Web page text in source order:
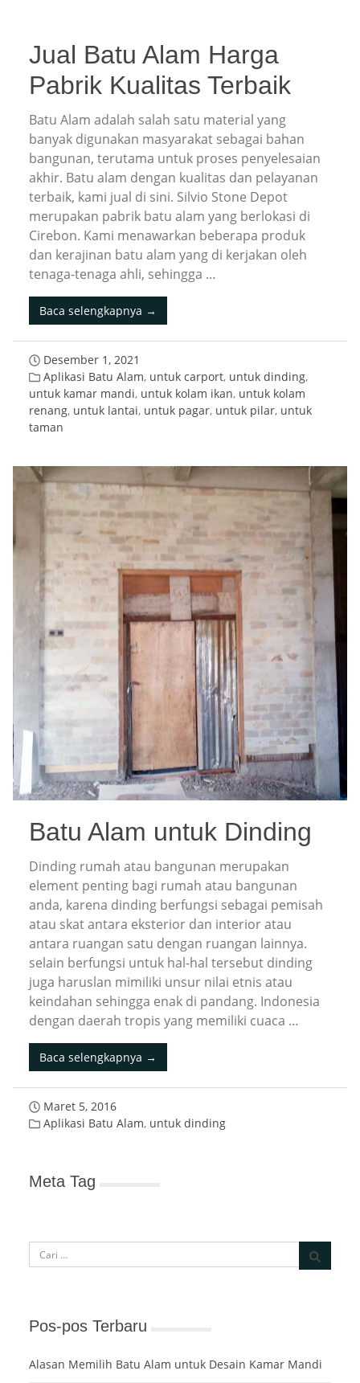
Jual Batu Alam Harga
Pabrik Kualitas Terbaik
Batu Alam adalah salah satu material yang
banyak digunakan masyarakat sebagai bahan
bangunan, terutama untuk proses penyelesaian
akhir. Batu alam dengan kualitas dan pelayanan
terbaik, kami jual di sini. Silvio Stone Depot
merupakan pabrik batu alam yang berlokasi di
Cirebon. Kami menawarkan beberapa produk
dan kerajinan batu alam yang di kerjakan oleh
tenaga-tenaga ahli, sehingga …
Baca selengkapnya →
Desember 1, 2021
Aplikasi Batu Alam, untuk carport, untuk dinding,
untuk kamar mandi, untuk kolam ikan, untuk kolam
renang, untuk lantai, untuk pagar, untuk pilar, untuk
taman
Batu Alam untuk Dinding
Dinding rumah atau bangunan merupakan
element penting bagi rumah atau bangunan
anda, karena dinding berfungsi sebagai pemisah
atau skat antara eksterior dan interior atau
antara ruangan satu dengan ruangan lainnya.
selain berfungsi untuk hal-hal tersebut dinding
juga haruslan mimiliki unsur nilai etnis atau
keindahan sehingga enak di pandang. Indonesia
dengan daerah tropis yang memiliki cuaca …
Baca selengkapnya →
Maret 5, 2016
Aplikasi Batu Alam, untuk dinding
Meta Tag
Pos-pos Terbaru
Alasan Memilih Batu Alam untuk Desain Kamar Mandi